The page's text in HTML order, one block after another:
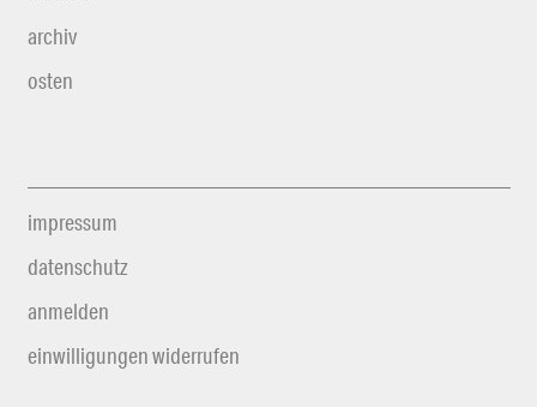
archiv
osten
impressum
datenschutz
anmelden
einwilligungen widerrufen